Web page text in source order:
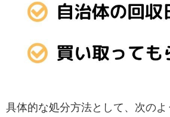
具体的な処分方法として、次のよ